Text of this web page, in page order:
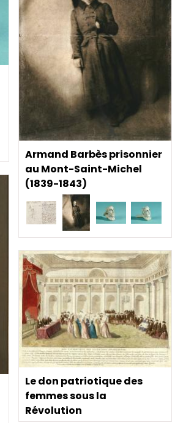
Armand Barbès prisonnier
au Mont-Saint-Michel
(1839-1843)
Le don patriotique des
femmes sous la
Révolution